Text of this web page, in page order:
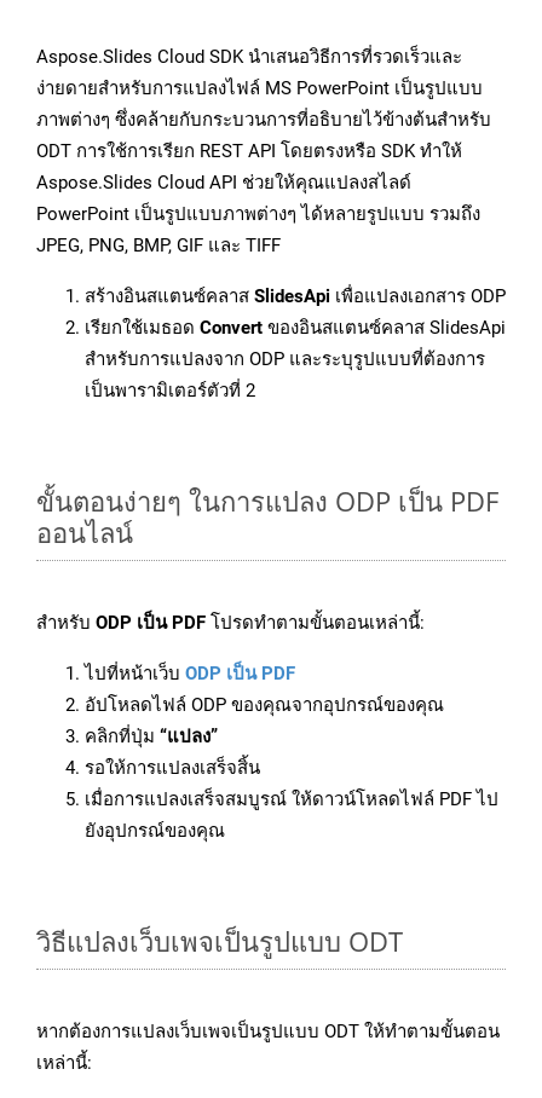
Aspose.Slides Cloud SDK นำเสนอวิธีการที่รวดเร็วและ
ง่ายดายสำหรับการแปลงไฟล์ MS PowerPoint เป็นรูปแบบ
ภาพต่างๆ ซึ่งคล้ายกับกระบวนการที่อธิบายไว้ข้างต้นสำหรับ
ODT การใช้การเรียก REST API โดยตรงหรือ SDK ทำให้
Aspose.Slides Cloud API ช่วยให้คุณแปลงสไลด์
PowerPoint เป็นรูปแบบภาพต่างๆ ได้หลายรูปแบบ รวมถึง
JPEG, PNG, BMP, GIF และ TIFF
สร้างอินสแตนซ์คลาส SlidesApi เพื่อแปลงเอกสาร ODP
เรียกใช้เมธอด Convert ของอินสแตนซ์คลาส SlidesApi
สำหรับการแปลงจาก ODP และระบุรูปแบบที่ต้องการ
เป็นพารามิเตอร์ตัวที่ 2
ขั้นตอนง่ายๆ ในการแปลง ODP เป็น PDF
ออนไลน์
สำหรับ ODP เป็น PDF โปรดทำตามขั้นตอนเหล่านี้:
ไปที่หน้าเว็บ ODP เป็น PDF
อัปโหลดไฟล์ ODP ของคุณจากอุปกรณ์ของคุณ
คลิกที่ปุ่ม “แปลง”
รอให้การแปลงเสร็จสิ้น
เมื่อการแปลงเสร็จสมบูรณ์ ให้ดาวน์โหลดไฟล์ PDF ไป
ยังอุปกรณ์ของคุณ
วิธีแปลงเว็บเพจเป็นรูปแบบ ODT
หากต้องการแปลงเว็บเพจเป็นรูปแบบ ODT ให้ทำตามขั้นตอน
เหล่านี้: